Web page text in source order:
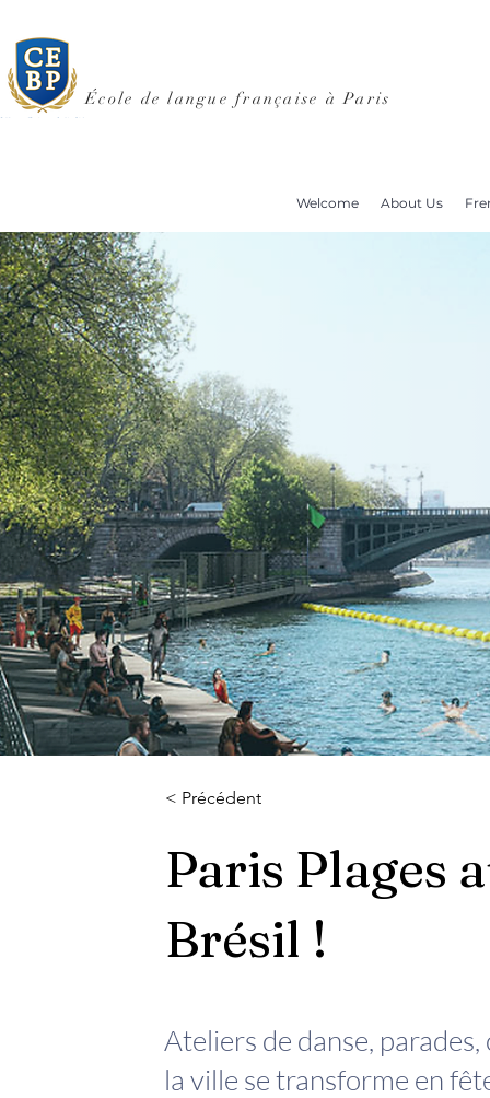
École de langue française à Paris
Welcome About Us
< Précédent
Paris Plages
Brésil !
Ateliers de danse,
la ville se transforme en